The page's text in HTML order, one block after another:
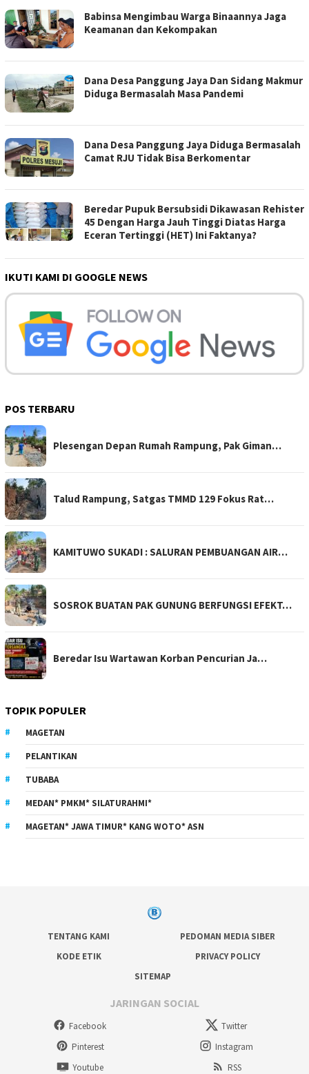
Babinsa Mengimbau Warga Binaannya Jaga
Keamanan dan Kekompakan
Dana Desa Panggung Jaya Dan Sidang Makmur
Diduga Bermasalah Masa Pandemi
Dana Desa Panggung Jaya Diduga Bermasalah
Camat RJU Tidak Bisa Berkomentar
Beredar Pupuk Bersubsidi Dikawasan Rehister
45 Dengan Harga Jauh Tinggi Diatas Harga
Eceran Tertinggi (HET) Ini Faktanya?
IKUTI KAMI DI GOOGLE NEWS
POS TERBARU
Plesengan Depan Rumah Rampung, Pak Giman…
Talud Rampung, Satgas TMMD 129 Fokus Rat…
KAMITUWO SUKADI : SALURAN PEMBUANGAN AIR…
SOSROK BUATAN PAK GUNUNG BERFUNGSI EFEKT…
Beredar Isu Wartawan Korban Pencurian Ja…
TOPIK POPULER
MAGETAN
PELANTIKAN
TUBABA
MEDAN* PMKM* SILATURAHMI*
MAGETAN* JAWA TIMUR* KANG WOTO* ASN
TENTANG KAMI
PEDOMAN MEDIA SIBER
KODE ETIK
PRIVACY POLICY
SITEMAP
JARINGAN SOCIAL
Facebook
Twitter
Pinterest
Instagram
Youtube
RSS